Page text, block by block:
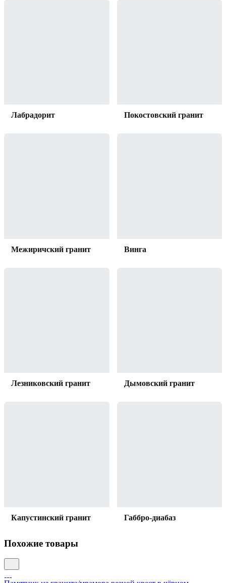
Лабрадорит Покостовский гранит
Межиричский гранит Винга
Лезниковский гранит Дымовский гранит
Капустинский гранит Габбро-диабаз
Похожие товары